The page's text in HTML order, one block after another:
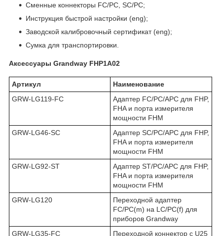
Сменные коннекторы FC/PC, SC/PC;
Инструкция быстрой настройки (eng);
Заводской калибровочный сертификат (eng);
Сумка для транспортировки.
Аксессуары Grandway FHP1A02
Артикул
Наименование
GRW-LG119-FC
Адаптер FC/PC/APC для FHP,
FHA и порта измерителя
мощности FHM
GRW-LG46-SC
Адаптер SC/PC/APC для FHP,
FHA и порта измерителя
мощности FHM
GRW-LG92-ST
Адаптер ST/PC/APC для FHP,
FHA и порта измерителя
мощности FHM
GRW-LG120
Переходной адаптер
FC/PC(m) на LC/PC(f) для
приборов Grandway
GRW-LG35-FC
Переходной коннектор c U25